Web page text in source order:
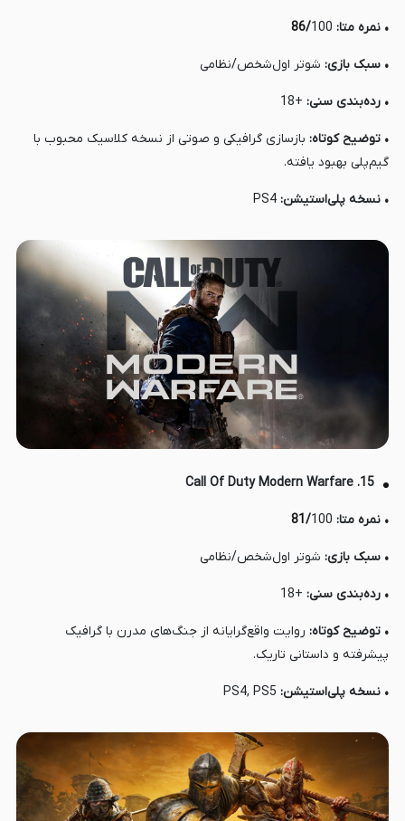
• نمره متا: 86/100
• سبک بازی: شوتر اول‌شخص/نظامی
• رده‌بندی سنی: +18
• توضیح کوتاه: بازسازی گرافیکی و صوتی از نسخه کلاسیک محبوب با
گیم‌پلی بهبود یافته.
• نسخه پلی‌استیشن: PS4
15. Call Of Duty Modern Warfare
• نمره متا: 81/100
• سبک بازی:شوتر اول‌شخص/نظامی
• رده‌بندی سنی: +18
• توضیح کوتاه: روایت واقع‌گرایانه از جنگ‌های مدرن با گرافیک
پیشرفته و داستانی تاریک.
• نسخه پلی‌استیشن:PS4, PS5